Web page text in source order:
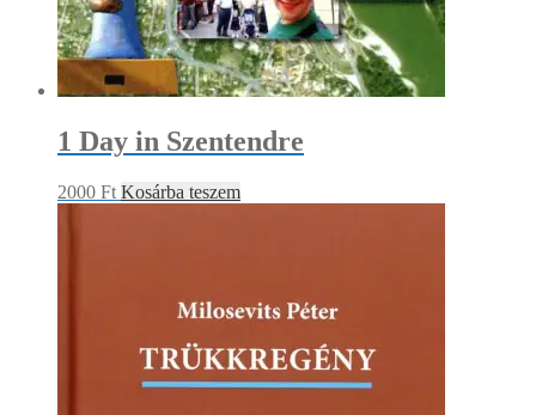
1 Day in Szentendre
2000 Ft Kosárba teszem